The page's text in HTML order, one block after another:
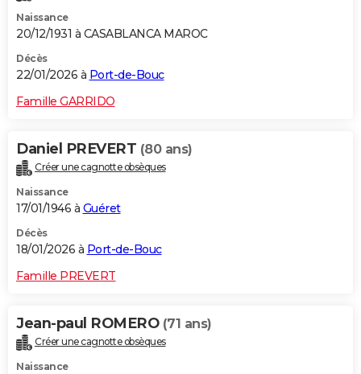
Naissance
20/12/1931 à CASABLANCA MAROC
Décès
22/01/2026 à Port-de-Bouc
Famille GARRIDO
Daniel PREVERT (80 ans)
Créer une cagnotte obsèques
Naissance
17/01/1946 à Guéret
Décès
18/01/2026 à Port-de-Bouc
Famille PREVERT
Jean-paul ROMERO (71 ans)
Créer une cagnotte obsèques
Naissance